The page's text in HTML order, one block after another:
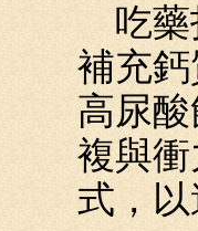
吃藥
補充
高尿
複與
式，